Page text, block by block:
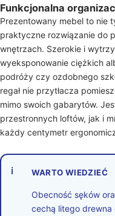
Funkcjonalna
Prezentowany mebel to nie
praktyczne rozwiązanie do
wnętrzach. Szerokie i
wyeksponowanie ciężkich
podróży czy ozdobnego
regał nie przytłacza
mimo swoich gabarytów.
przestronnych loftów, jak i
każdy centymetr
ℹ WARTO WIEDZIEĆ
Obecność sęków
cechą litego